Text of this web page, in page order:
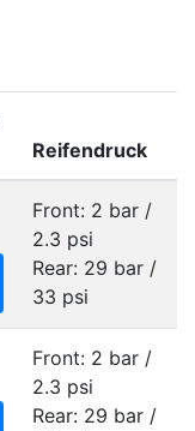
Reifendruck
Front: 2 bar /
2.3 psi
Rear: 29 bar /
33 psi
Front: 2 bar /
2.3 psi
Rear: 29 bar /